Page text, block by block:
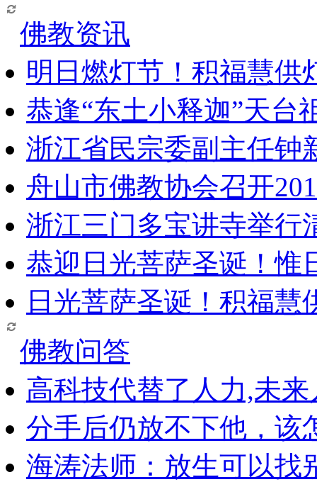
佛教资讯
明日燃灯节！积福慧供
恭逢“东土小释迦”天台
浙江省民宗委副主任钟
舟山市佛教协会召开
浙江三门多宝讲寺举行
恭迎日光菩萨圣诞！惟
日光菩萨圣诞！积福慧
佛教问答
高科技代替了人力,未
分手后仍放不下他，该
海涛法师：放生可以找